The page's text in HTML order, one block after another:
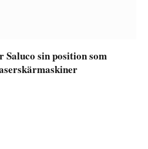
Saluco sin position som